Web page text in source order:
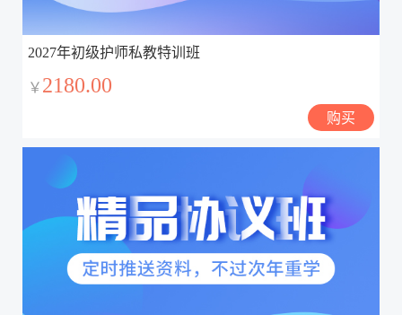
2027年初级护师私教特训班
￥ 2180.00
购买